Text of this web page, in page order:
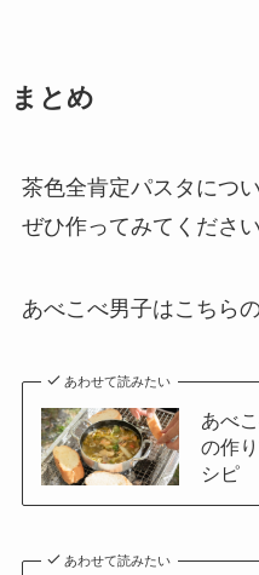
まとめ
茶色全肯定パスタにつ
ぜひ作ってみてください
あべこべ男子はこちら
あわせて読みたい
あべ
の作
シピ
あわせて読みたい